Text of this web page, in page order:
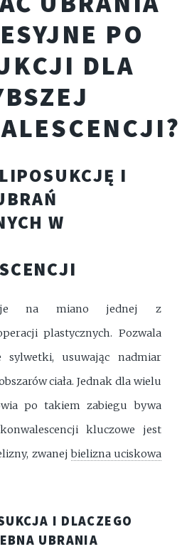
PO
DLA
I
W
na miano jednej z
plastycznych. Pozwala
sylwetki, usuwając nadmiar
ciała. Jednak dla wielu
po takiem zabiegu bywa
kluczowe jest
zwanejbielizna uciskowa
I DLACZEGO
UBRANIA